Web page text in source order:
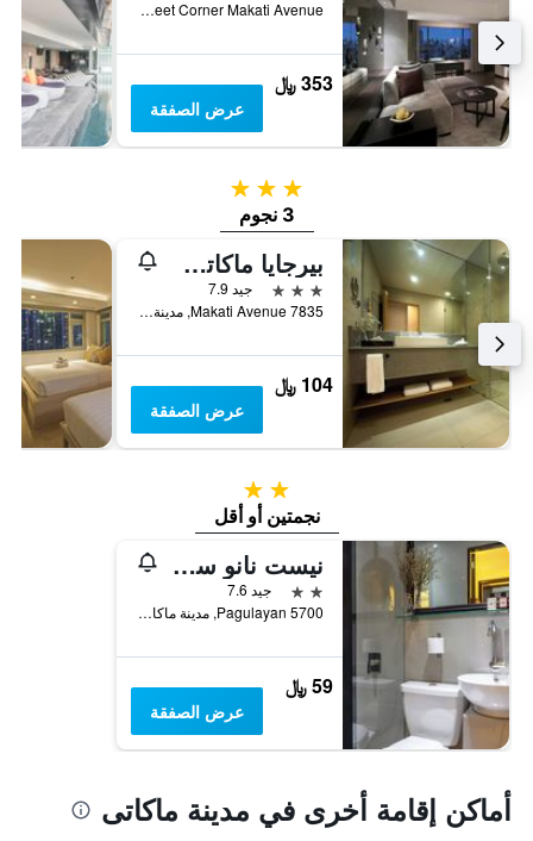
Esperanza Street Corner Makati Avenue, مدينة ماكاتى, الفلبين
353 ﷼
عرض الصفقة
3 نجوم
3 نجوم
بيرجايا ماكاتي هوتل
3 نجوم
جيد 7.9
7835 Makati Avenue, مدينة ماكاتى, الفلبين
104 ﷼
عرض الصفقة
2 نجمتين
نجمتين أو أقل
نيست نانو سويتس بوبلاسيون ماكاتي
2 نجمتين
جيد 7.6
5700 Pagulayan, مدينة ماكاتى, الفلبين
59 ﷼
عرض الصفقة
أماكن إقامة أخرى في مدينة ماكاتى